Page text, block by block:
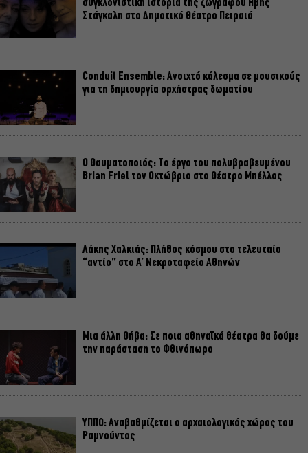
συγκλονιστική ιστορία της ζωγράφου Ήβης
Στάγκαλη στο Δημοτικό Θέατρο Πειραιά
Conduit Ensemble: Ανοιχτό κάλεσμα σε μουσικούς
για τη δημιουργία ορχήστρας δωματίου
Ο Θαυματοποιός: Το έργο του πολυβραβευμένου
Brian Friel τον Οκτώβριο στο Θέατρο Μπέλλος
Λάκης Χαλκιάς: Πλήθος κόσμου στο τελευταίο
“αντίο” στο Α’ Νεκροταφείο Αθηνών
Μια άλλη Θήβα: Σε ποια αθηναϊκά θέατρα θα δούμε
την παράσταση το Φθινόπωρο
ΥΠΠΟ: Αναβαθμίζεται ο αρχαιολογικός χώρος του
Ραμνούντος